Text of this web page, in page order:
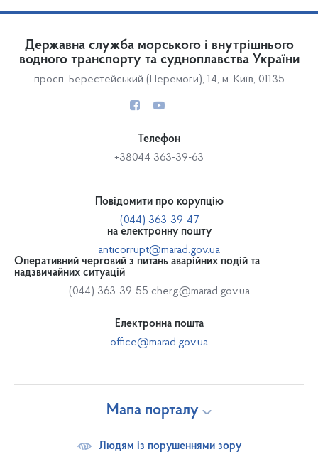
Державна служба морського і внутрішнього
водного транспорту та судноплавства України
просп. Берестейський (Перемоги), 14, м. Київ, 01135
Телефон
+38044 363-39-63
Повідомити про корупцію
(044) 363-39-47
на електронну пошту
anticorrupt@marad.gov.ua
Оперативний черговий з питань аварійних подій та
надзвичайних ситуацій
(044) 363-39-55 cherg@marad.gov.ua
Електронна пошта
office@marad.gov.ua
Мапа порталу
Людям із порушеннями зору